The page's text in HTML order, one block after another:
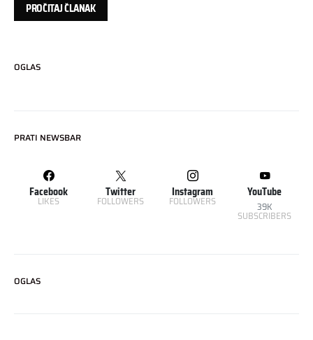
PROČITAJ ČLANAK
OGLAS
PRATI NEWSBAR
Facebook
LIKES
Twitter
FOLLOWERS
Instagram
FOLLOWERS
YouTube
39K
SUBSCRIBERS
OGLAS